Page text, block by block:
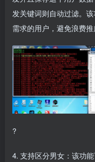
发关键词则自动过滤。
需求的用户，避免浪费推
?
4. 支持区分男女：该功